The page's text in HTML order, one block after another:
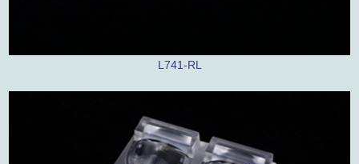
L741-RL